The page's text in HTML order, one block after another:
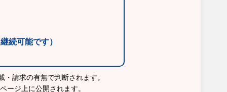
続可能です）
請求の有無で判断されます。
ージ上に公開されます。